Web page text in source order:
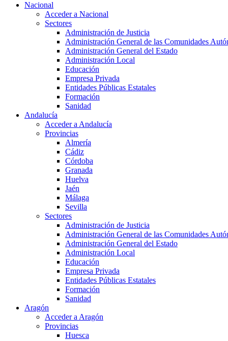
Nacional
Acceder a Nacional
Sectores
Administración de Justicia
Administración General de las Comunidades
Administración General del Estado
Administración Local
Educación
Empresa Privada
Entidades Públicas Estatales
Formación
Sanidad
Andalucía
Acceder a Andalucía
Provincias
Almería
Cádiz
Córdoba
Granada
Huelva
Jaén
Málaga
Sevilla
Sectores
Administración de Justicia
Administración General de las Comunidades
Administración General del Estado
Administración Local
Educación
Empresa Privada
Entidades Públicas Estatales
Formación
Sanidad
Aragón
Acceder a Aragón
Provincias
Huesca